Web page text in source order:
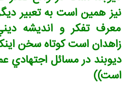
نيز همين است به تعبير
معرف تفکر و انديشه
زاهدان است کوتاه سخن
ديوبند در مسائل اجتهادي
است))